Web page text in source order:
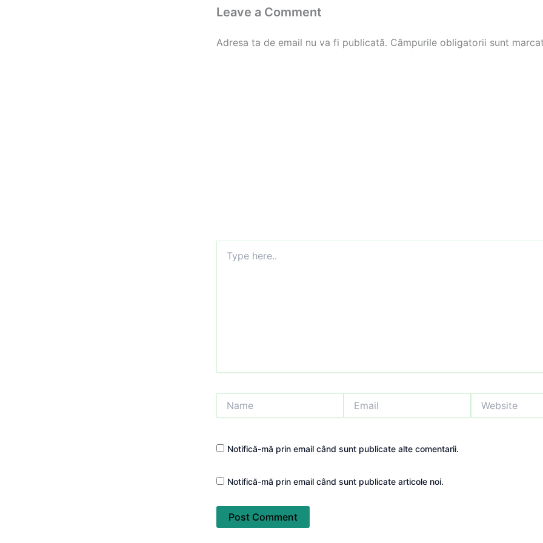
Leave a Comment
Adresa ta de email nu va fi publicată. Câmpurile obligatorii sunt
here..
Notifică-mă prin email când sunt publicate alte comentarii.
Notifică-mă prin email când sunt publicate articole noi.